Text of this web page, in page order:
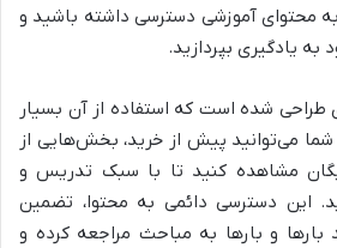
به محتوای آموزشی دسترسی داشته باشید و
به یادگیری بپردازید.
طراحی شده است که استفاده از آن بسیار
شما می‌توانید پیش از خرید، بخش‌هایی از
مشاهده کنید تا با سبک تدریس و
این دسترسی دائمی به محتوا، تضمین
بارها و بارها به مباحث مراجعه کرده و